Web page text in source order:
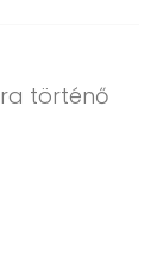
történő